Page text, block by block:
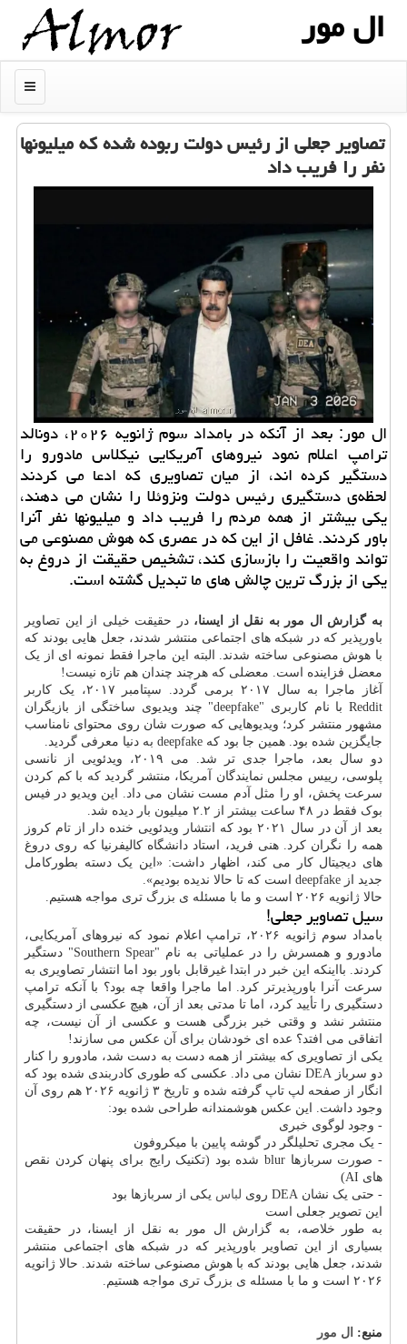
ال مور
منو
تصاویر جعلی از رئیس دولت ربوده شده که میلیونها
نفر را فریب داد
ال مور: بعد از آنکه در بامداد سوم ژانویه ۲۰۲۶، دونالد
ترامپ اعلام نمود نیروهای آمریکایی نیکلاس مادورو را
دستگیر کرده اند، از میان تصاویری که ادعا می کردند
لحظه‌ی دستگیری رئیس دولت ونزوئلا را نشان می دهند،
یکی بیشتر از همه مردم را فریب داد و میلیونها نفر آنرا
باور کردند. غافل از این که در عصری که هوش مصنوعی می
تواند واقعیت را بازسازی کند، تشخیص حقیقت از دروغ به
یکی از بزرگ ترین چالش های ما تبدیل گشته است.
به گزارش ال مور به نقل از ایسنا،در حقیقت خیلی از این تصاویر
باورپذیر که در شبکه های اجتماعی منتشر شدند، جعل هایی بودند که
با هوش مصنوعی ساخته شدند. البته این ماجرا فقط نمونه ای از یک
معضل فزاینده است. معضلی که هرچند چندان هم تازه نیست!
آغاز ماجرا به سال ۲۰۱۷ برمی گردد. سپتامبر ۲۰۱۷، یک کاربر
Reddit با نام کاربری "deepfake" چند ویدیوی ساختگی از بازیگران
مشهور منتشر کرد؛ ویدیوهایی که صورت شان روی محتوای نامناسب
جایگزین شده بود. همین جا بود که deepfake به دنیا معرفی گردید.
دو سال بعد، ماجرا جدی تر شد. می ۲۰۱۹، ویدئویی از نانسی
پلوسی، رییس مجلس نمایندگان آمریکا، منتشر گردید که با کم کردن
سرعت پخش، او را مثل آدم مست نشان می داد. این ویدیو در فیس
بوک فقط در ۴۸ ساعت بیشتر از ۲.۲ میلیون بار دیده شد.
بعد از آن در سال ۲۰۲۱ بود که انتشار ویدئویی خنده دار از تام کروز
همه را نگران کرد. هنی فرید، استاد دانشگاه کالیفرنیا که روی دروغ
های دیجیتال کار می کند، اظهار داشت: «این یک دسته بطورکامل
جدید از deepfake است که تا حالا ندیده بودیم».
حالا ژانویه ۲۰۲۶ است و ما با مسئله ی بزرگ تری مواجه هستیم.
سیل تصاویر جعلی!
بامداد سوم ژانویه ۲۰۲۶، ترامپ اعلام نمود که نیروهای آمریکایی،
مادورو و همسرش را در عملیاتی به نام "Southern Spear" دستگیر
کردند. بااینکه این خبر در ابتدا غیرقابل باور بود اما انتشار تصاویری به
سرعت آنرا باورپذیرتر کرد. اما ماجرا واقعا چه بود؟ با آنکه ترامپ
دستگیری را تأیید کرد، اما تا مدتی بعد از آن، هیچ عکسی از دستگیری
منتشر نشد و وقتی خبر بزرگی هست و عکسی از آن نیست، چه
اتفاقی می افتد؟ عده ای خودشان برای آن عکس می سازند!
یکی از تصاویری که بیشتر از همه دست به دست شد، مادورو را کنار
دو سرباز DEA نشان می داد. عکسی که طوری کادربندی شده بود که
انگار از صفحه لپ تاپ گرفته شده و تاریخ ۳ ژانویه ۲۰۲۶ هم روی آن
وجود داشت. این عکس هوشمندانه طراحی شده بود:
- وجود لوگوی خبری
- یک مجری تحلیلگر در گوشه پایین با میکروفون
- صورت سربازها blur شده بود (تکنیک رایج برای پنهان کردن نقص
های AI)
- حتی یک نشان DEA روی
لباس یکی از سربازها بود
این تصویر جعلی است
به طور خلاصه، به گزارش ال مور به نقل از ایسنا، در حقیقت
بسیاری از این تصاویر باورپذیر که در شبکه های اجتماعی منتشر
شدند، جعل هایی بودند که با هوش مصنوعی ساخته شدند. حالا ژانویه
۲۰۲۶ است و ما با مسئله ی بزرگ تری مواجه هستیم.
منبع: ال مور